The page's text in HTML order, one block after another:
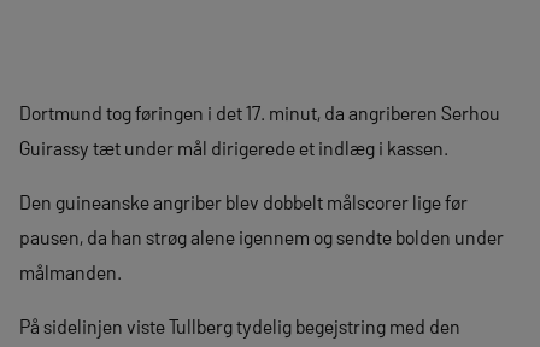
Dortmund tog føringen i det 17. minut, da angriberen Serhou
Guirassy tæt under mål dirigerede et indlæg i kassen.
Den guineanske angriber blev dobbelt målscorer lige før
pausen, da han strøg alene igennem og sendte bolden under
målmanden.
På sidelinjen viste Tullberg tydelig begejstring med den